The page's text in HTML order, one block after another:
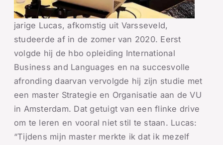
jarige Lucas, afkomstig uit Varsseveld,
studeerde af in de zomer van 2020. Eerst
volgde hij de hbo opleiding International
Business and Languages en na succesvolle
afronding daarvan vervolgde hij zijn studie met
een master Strategie en Organisatie aan de VU
in Amsterdam. Dat getuigt van een flinke drive
om te leren en vooral niet stil te staan. Lucas:
“Tijdens mijn master merkte ik dat ik mezelf